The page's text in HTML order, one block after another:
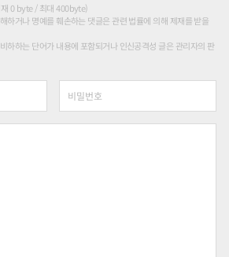
0 byte / 최대 400byte)
하거나 명예를 훼손하는 댓글은 관련 법률에 의해 제재를 받을
하하는 단어가 내용에 포함되거나 인신공격성 글은 관리자의 판